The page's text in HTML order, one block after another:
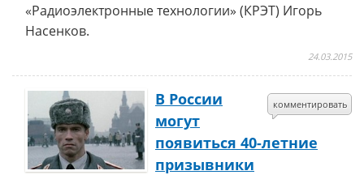
«Радиоэлектронные технологии» (КРЭТ) Игорь
Насенков.
24.03.2015
комментировать
В России
могут
появиться 40-летние
призывники